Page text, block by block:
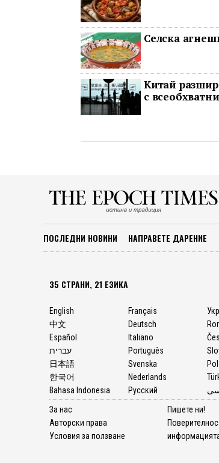
Селска
Китай
с
ПОСЛЕДНИ НОВИНИ НАПРАВЕТЕ ДАРЕНИЕ
35 СТРАНИ, 21 ЕЗИКА
English
中文
Español
עברית
日本語
한국어
Bahasa Indonesia
Français
Deutsch
Italiano
Português
Svenska
Nederlands
Русский
За нас
Авторски права
Условия за ползване
Пишете ни!